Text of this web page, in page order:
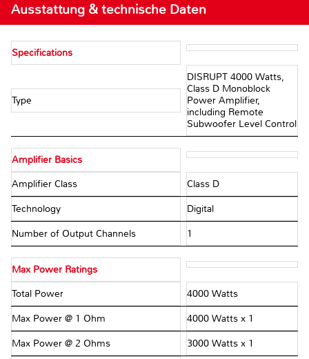
Ausstattung & technische Daten
Specifications
Type
DISRUPT 4000 Watts,
Class D Monoblock
Power Amplifier,
including Remote
Subwoofer Level Control
Amplifier Basics
Amplifier Class Class D
Technology Digital
Number of Output Channels 1
Max Power Ratings
Total Power 4000 Watts
Max Power @ 1 Ohm 4000 Watts x 1
Max Power @ 2 Ohms 3000 Watts x 1